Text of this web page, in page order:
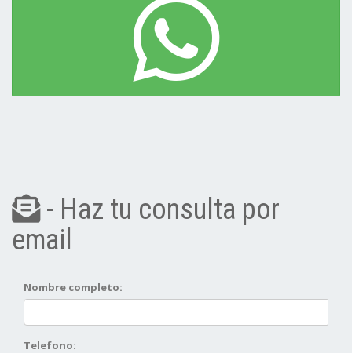
- Haz tu consulta por
email
Nombre completo:
Telefono: